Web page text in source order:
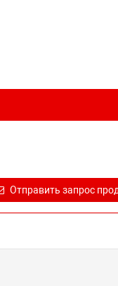
Отправить запрос